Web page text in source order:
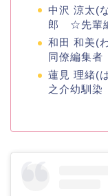
中沢 涼太(
郎 ☆先輩
和田 和美
同僚編集者
蓮見 理緒
之介幼馴染